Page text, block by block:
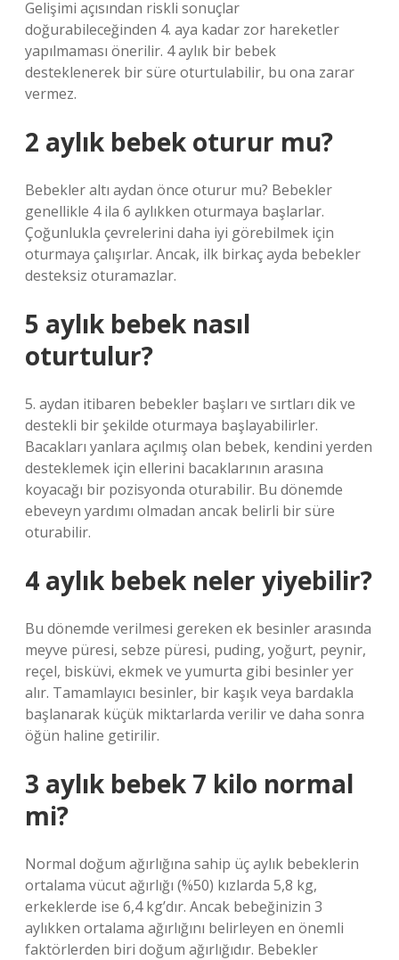
Gelişimi açısından riskli sonuçlar
doğurabileceğinden 4. aya kadar zor hareketler
yapılmaması önerilir. 4 aylık bir bebek
desteklenerek bir süre oturtulabilir, bu ona zarar
vermez.
2 aylık bebek oturur mu?
Bebekler altı aydan önce oturur mu? Bebekler
genellikle 4 ila 6 aylıkken oturmaya başlarlar.
Çoğunlukla çevrelerini daha iyi görebilmek için
oturmaya çalışırlar. Ancak, ilk birkaç ayda bebekler
desteksiz oturamazlar.
5 aylık bebek nasıl
oturtulur?
5. aydan itibaren bebekler başları ve sırtları dik ve
destekli bir şekilde oturmaya başlayabilirler.
Bacakları yanlara açılmış olan bebek, kendini yerden
desteklemek için ellerini bacaklarının arasına
koyacağı bir pozisyonda oturabilir. Bu dönemde
ebeveyn yardımı olmadan ancak belirli bir süre
oturabilir.
4 aylık bebek neler yiyebilir?
Bu dönemde verilmesi gereken ek besinler arasında
meyve püresi, sebze püresi, puding, yoğurt, peynir,
reçel, bisküvi, ekmek ve yumurta gibi besinler yer
alır. Tamamlayıcı besinler, bir kaşık veya bardakla
başlanarak küçük miktarlarda verilir ve daha sonra
öğün haline getirilir.
3 aylık bebek 7 kilo normal
mi?
Normal doğum ağırlığına sahip üç aylık bebeklerin
ortalama vücut ağırlığı (%50) kızlarda 5,8 kg,
erkeklerde ise 6,4 kg’dır. Ancak bebeğinizin 3
aylıkken ortalama ağırlığını belirleyen en önemli
faktörlerden biri doğum ağırlığıdır. Bebekler